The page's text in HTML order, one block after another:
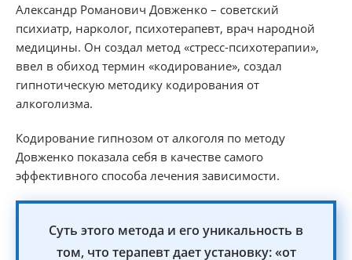
Александр Романович Довженко – советский
психиатр, нарколог, психотерапевт, врач народной
медицины. Он создал метод «стресс-психотерапии»,
ввел в обиход термин «кодирование», создал
гипнотическую методику кодирования от
алкоголизма.
Кодирование гипнозом от алкоголя по методу
Довженко показала себя в качестве самого
эффективного способа лечения зависимости.
Суть этого метода и его уникальность в
том, что терапевт дает установку: «от